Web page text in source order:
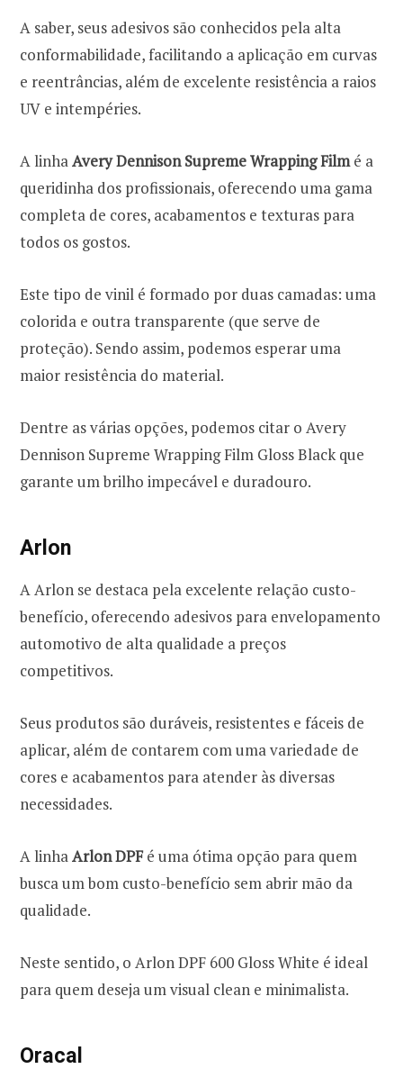
A saber, seus adesivos são conhecidos pela alta
conformabilidade, facilitando a aplicação em curvas
e reentrâncias, além de excelente resistência a raios
UV e intempéries.
A linhaAvery Dennison Supreme Wrapping Filmé a
queridinha dos profissionais, oferecendo uma gama
completa de cores, acabamentos e texturas para
todos os gostos.
Este tipo de vinil é formado por duas camadas: uma
colorida e outra transparente (que serve de
proteção). Sendo assim, podemos esperar uma
maior resistência do material.
Dentre as várias opções, podemos citar o Avery
Dennison Supreme Wrapping Film Gloss Black que
garante um brilho impecável e duradouro.
Arlon
A Arlon se destaca pela excelente relação custo-
benefício, oferecendo adesivos para envelopamento
automotivo de alta qualidade a preços
competitivos.
Seus produtos são duráveis, resistentes e fáceis de
aplicar, além de contarem com uma variedade de
cores e acabamentos para atender às diversas
necessidades.
A linhaArlon DPFé uma ótima opção para quem
busca um bom custo-benefício sem abrir mão da
qualidade.
Neste sentido, o Arlon DPF 600 Gloss White é ideal
para quem deseja um visual clean e minimalista.
Oracal